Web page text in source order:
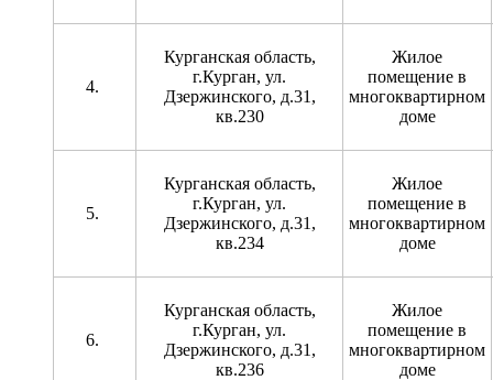
Курганская область,
г.Курган, ул.
Дзержинского, д.31,
кв.230
Жилое
помещение в
многоквартирном
доме
Курганская область,
г.Курган, ул.
Дзержинского, д.31,
кв.234
Жилое
помещение в
многоквартирном
доме
Курганская область,
г.Курган, ул.
Дзержинского, д.31,
кв.236
Жилое
помещение в
многоквартирном
доме